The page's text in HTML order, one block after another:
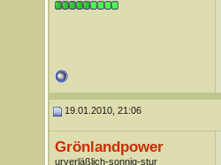
19.01.2010, 21:06
Grönlandpower
urverläßlich-sonnig-stur